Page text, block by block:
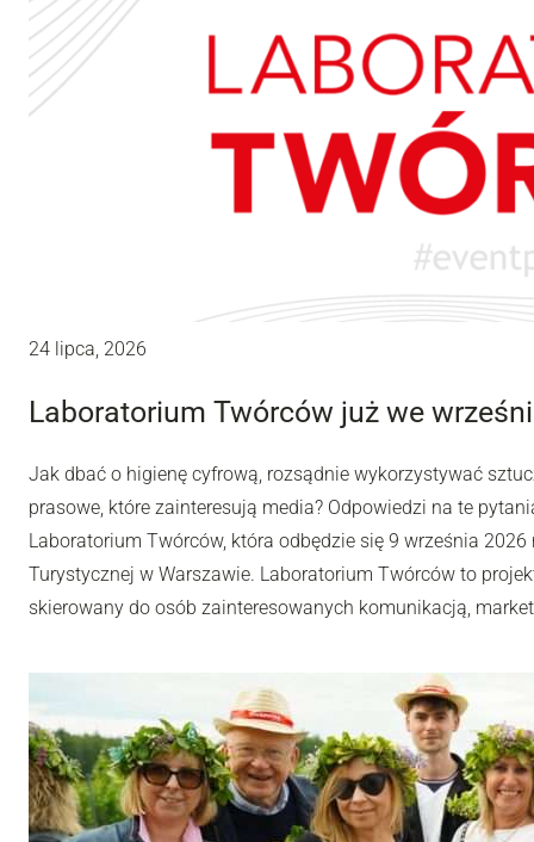
24 lipca, 2026
Laboratorium Twórców już we
Jak dbać o higienę cyfrową, rozsądnie wykorzystywać
prasowe, które zainteresują media? Odpowiedzi na te
Laboratorium Twórców, która odbędzie się 9 września
Turystycznej w Warszawie. Laboratorium Twórców to
skierowany do osób zainteresowanych komunikacją,